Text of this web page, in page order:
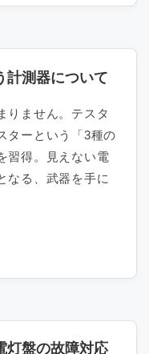
計測器について
りません。テスタ
ターという「3種の
習得。見えない電
なる、武器を手に
灯盤の故障対応